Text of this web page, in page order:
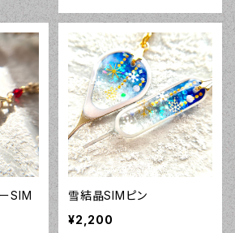
SIM
雪結晶SIMピン
¥2,200